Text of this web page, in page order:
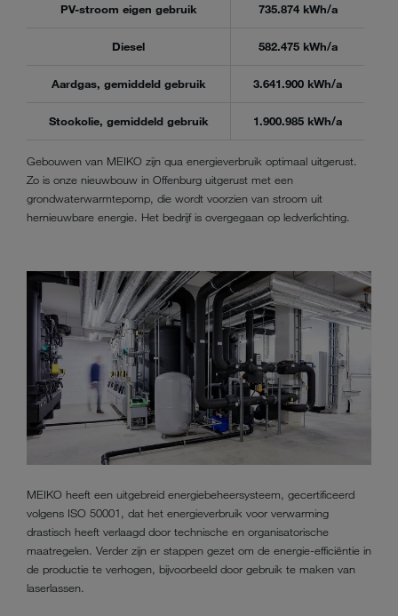
PV-stroom eigen gebruik 735.874 kWh/a
Diesel 582.475 kWh/a
Aardgas, gemiddeld gebruik 3.641.900 kWh/a
Stookolie, gemiddeld gebruik 1.900.985 kWh/a
Gebouwen van MEIKO zijn qua energieverbruik optimaal uitgerust.
Zo is onze nieuwbouw in Offenburg uitgerust met een
grondwaterwarmtepomp, die wordt voorzien van stroom uit
hernieuwbare energie. Het bedrijf is overgegaan op ledverlichting.
MEIKO heeft een uitgebreid energiebeheersysteem, gecertificeerd
volgens ISO 50001, dat het energieverbruik voor verwarming
drastisch heeft verlaagd door technische en organisatorische
maatregelen. Verder zijn er stappen gezet om de energie-efficiëntie in
de productie te verhogen, bijvoorbeeld door gebruik te maken van
laserlassen.